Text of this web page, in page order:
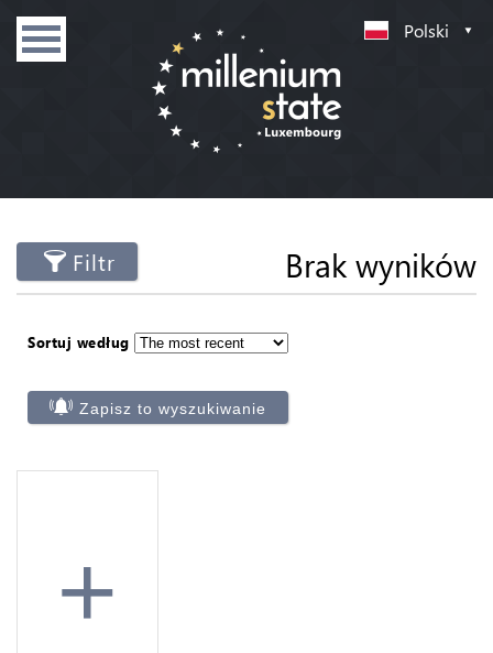
Polski
Filtr Brak wyników
Sortuj według
Zapisz to wyszukiwanie
+